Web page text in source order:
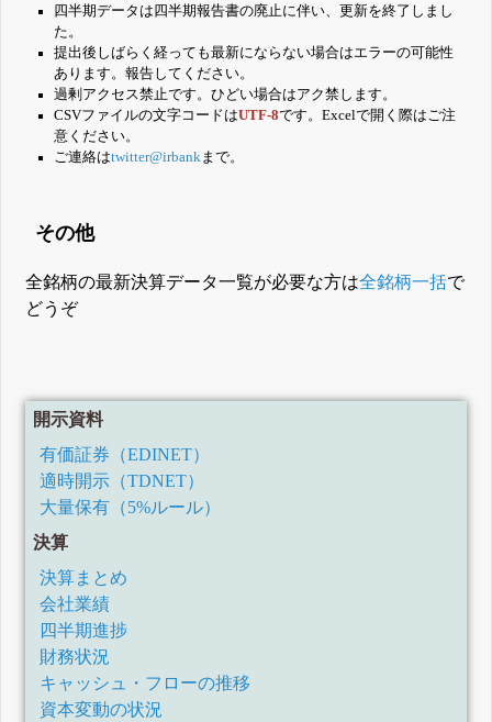
四半期データは四半期報告書の廃止に伴い、更新を終了しまし
た。
提出後しばらく経っても最新にならない場合はエラーの可能性
あります。報告してください。
過剰アクセス禁止です。ひどい場合はアク禁します。
CSVファイルの文字コードはUTF-8です。Excelで開く際はご注
意ください。
ご連絡はtwitter@irbankまで。
その他
全銘柄の最新決算データ一覧が必要な方は全銘柄一括で
どうぞ
開示資料
有価証券（EDINET）
適時開示（TDNET）
大量保有（5%ルール）
決算
決算まとめ
会社業績
四半期進捗
財務状況
キャッシュ・フローの推移
資本変動の状況